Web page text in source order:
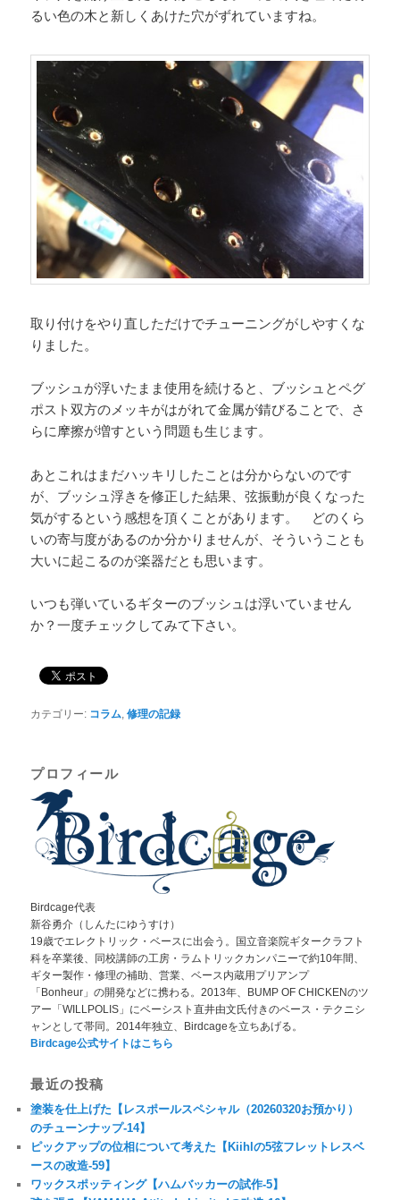
るい色の木と新しくあけた穴がずれていますね。
取り付けをやり直しただけでチューニングがしやすくな
りました。
ブッシュが浮いたまま使用を続けると、ブッシュとペグ
ポスト双方のメッキがはがれて金属が錆びることで、さ
らに摩擦が増すという問題も生じます。
あとこれはまだハッキリしたことは分からないのです
が、ブッシュ浮きを修正した結果、弦振動が良くなった
気がするという感想を頂くことがあります。 どのくら
いの寄与度があるのか分かりませんが、そういうことも
大いに起こるのが楽器だとも思います。
いつも弾いているギターのブッシュは浮いていません
か？一度チェックしてみて下さい。
カテゴリー: コラム,修理の記録
プロフィール
Birdcage代表
新谷勇介（しんたにゆうすけ）
19歳でエレクトリック・ベースに出会う。国立音楽院ギタークラフト
科を卒業後、同校講師の工房・ラムトリックカンパニーで約10年間、
ギター製作・修理の補助、営業、ベース内蔵用プリアンプ
「Bonheur」の開発などに携わる。2013年、BUMP OF CHICKENのツ
アー「WILLPOLIS」にベーシスト直井由文氏付きのベース・テクニシ
ャンとして帯同。2014年独立、Birdcageを立ちあげる。
Birdcage公式サイトはこちら
最近の投稿
塗装を仕上げた【レスポールスペシャル（20260320お預かり）
のチューンナップ-14】
ピックアップの位相について考えた【Kiihlの5弦フレットレスベ
ースの改造-59】
ワックスポッティング【ハムバッカーの試作-5】